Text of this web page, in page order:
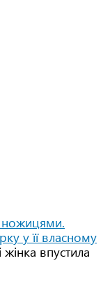
ножицями.
у її власному
впустила